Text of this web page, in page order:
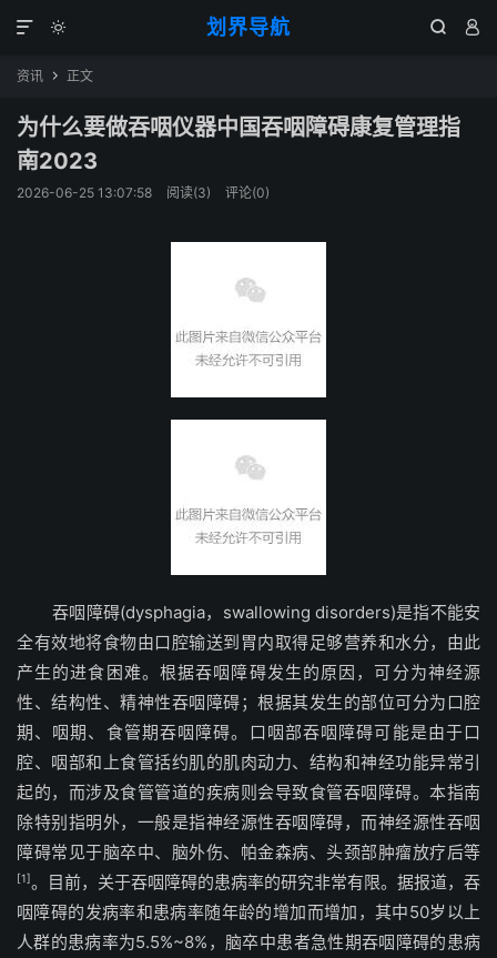
划界导航
  

资讯  正文
为什么要做吞咽仪器中国吞咽障碍康复管理指
南2023
2026-06-25 13:07:58 阅读(3) 评论(0)
吞咽障碍(dysphagia，swallowing disorders)是指不能安
全有效地将食物由口腔输送到胃内取得足够营养和水分，由此
产生的进食困难。根据吞咽障碍发生的原因，可分为神经源
性、结构性、精神性吞咽障碍；根据其发生的部位可分为口腔
期、咽期、食管期吞咽障碍。口咽部吞咽障碍可能是由于口
腔、咽部和上食管括约肌的肌肉动力、结构和神经功能异常引
起的，而涉及食管管道的疾病则会导致食管吞咽障碍。本指南
除特别指明外，一般是指神经源性吞咽障碍，而神经源性吞咽
障碍常见于脑卒中、脑外伤、帕金森病、头颈部肿瘤放疗后等
[1]。目前，关于吞咽障碍的患病率的研究非常有限。据报道，吞
咽障碍的发病率和患病率随年龄的增加而增加，其中50岁以上
人群的患病率为5.5%~8%，脑卒中患者急性期吞咽障碍的患病